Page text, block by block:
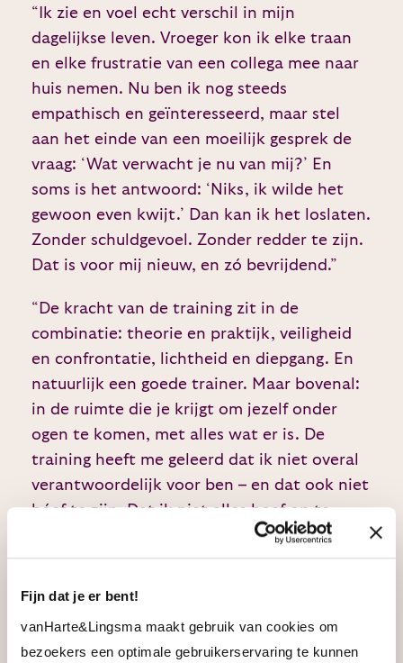
Fijn dat je er bent!
vanHarte&Lingsma maakt gebruik van cookies om
bezoekers een optimale gebruikerservaring te kunnen
“Ik zie en voel echt verschil in mijn
dagelijkse leven. Vroeger kon ik elke traan
en elke frustratie van een collega mee naar
huis nemen. Nu ben ik nog steeds
empathisch en geïnteresseerd, maar stel
aan het einde van een moeilijk gesprek de
vraag: ‘Wat verwacht je nu van mij?’ En
soms is het antwoord: ‘Niks, ik wilde het
gewoon even kwijt.’ Dan kan ik het loslaten.
Zonder schuldgevoel. Zonder redder te zijn.
Dat is voor mij nieuw, en zó bevrijdend.”
“De kracht van de training zit in de
combinatie: theorie en praktijk, veiligheid
en confrontatie, lichtheid en diepgang. En
natuurlijk een goede trainer. Maar bovenal:
in de ruimte die je krijgt om jezelf onder
ogen te komen, met alles wat er is. De
training heeft me geleerd dat ik niet overal
verantwoordelijk voor ben – en dat ook niet
hóef te zijn. Dat ik niet alles hoef op te
lossen. Niet voor mijn collega’s, niet voor
mijn kinderen, niet voor mijn manager – en
zijn. En dat geeft ruimte. Adem. En nieuwe